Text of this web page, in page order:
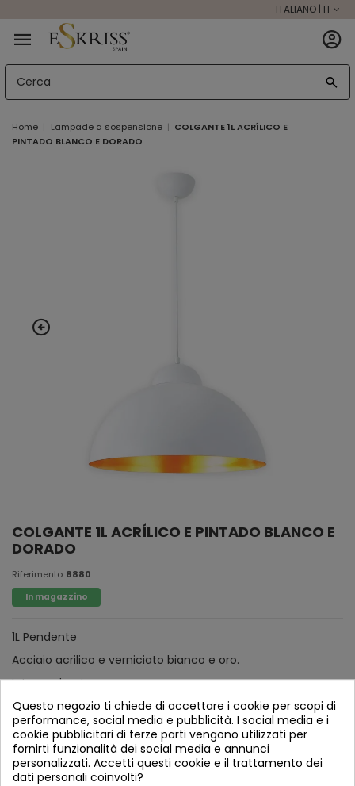
ITALIANO | IT
Home Lampade a sospensione
COLGANTE 1L ACRÍLICO E
PINTADO BLANCO E DORADO
COLGANTE 1L ACRÍLICO E PINTADO BLANCO E
DORADO
Riferimento 8880
In magazzino
1L Pendente
Acciaio acrilico e verniciato bianco e oro.
Interno dorato.
Questo negozio ti chiede di accettare i cookie per scopi di
performance, social media e pubblicità. I social media e i
cookie pubblicitari di terze parti vengono utilizzati per
fornirti funzionalità dei social media e annunci
personalizzati. Accetti questi cookie e il trattamento dei
dati personali coinvolti?